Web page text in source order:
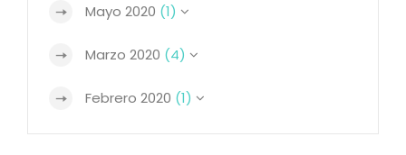
Mayo 2020 (1)
Marzo 2020 (4)
Febrero 2020 (1)